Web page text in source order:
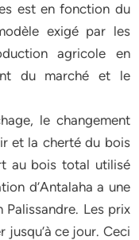
est en fonction du
exigé par les
agricole en
du marché et le
le changement
et la cherté du bois
au bois total utilisé
d’Antalaha a une
Palissandre. Les prix
jusqu’à ce jour. Ceci